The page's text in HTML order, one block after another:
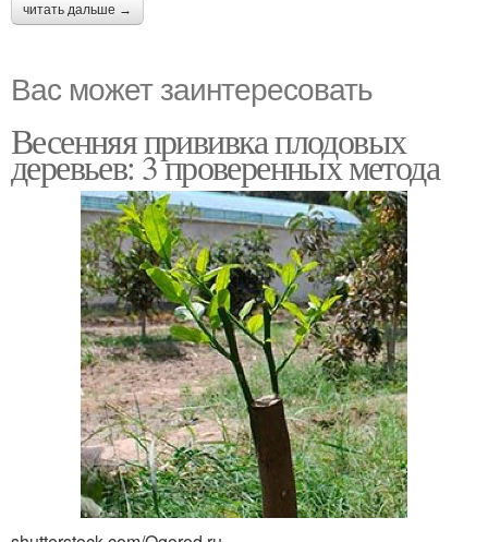
читать дальше →
Вас может заинтересовать
Весенняя прививка плодовых
деревьев: 3 проверенных метода